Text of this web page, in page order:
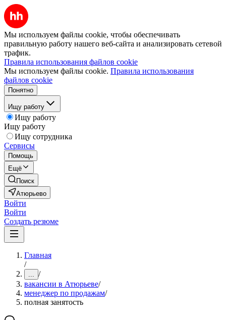
Мы используем файлы cookie, чтобы обеспечивать
правильную работу нашего веб-сайта и анализировать сетевой
трафик.
Правила использования файлов cookie
Мы используем файлы cookie. Правила использования
файлов cookie
Понятно
Ищу работу
Ищу работу
Ищу работу
Ищу сотрудника
Сервисы
Помощь
Ещё
Поиск
Атюрьево
Войти
Войти
Создать резюме
Главная
/
... /
вакансии в Атюрьеве/
менеджер по продажам/
полная занятость